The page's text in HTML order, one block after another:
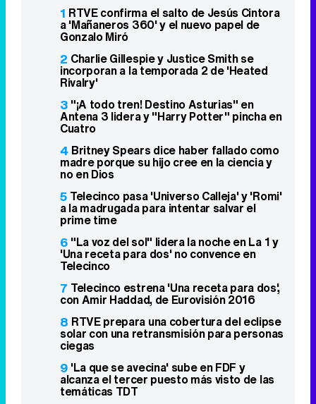
1 RTVE confirma el salto de Jesús Cintora
a 'Mañaneros 360' y el nuevo papel de
Gonzalo Miró
2 Charlie Gillespie y Justice Smith se
incorporan a la temporada 2 de 'Heated
Rivalry'
3 "¡A todo tren! Destino Asturias" en
Antena 3 lidera y "Harry Potter" pincha en
Cuatro
4 Britney Spears dice haber fallado como
madre porque su hijo cree en la ciencia y
no en Dios
5 Telecinco pasa 'Universo Calleja' y 'Romi'
a la madrugada para intentar salvar el
prime time
6 "La voz del sol" lidera la noche en La 1 y
'Una receta para dos' no convence en
Telecinco
7 Telecinco estrena 'Una receta para dos',
con Amir Haddad, de Eurovisión 2016
8 RTVE prepara una cobertura del eclipse
solar con una retransmisión para personas
ciegas
9 'La que se avecina' sube en FDF y
alcanza el tercer puesto más visto de las
temáticas TDT